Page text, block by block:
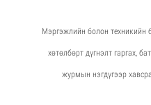
Мэргэжлийн болон техникийн
хөтөлбөрт дүгнэлт гаргах,
журмын нэгдүгээр